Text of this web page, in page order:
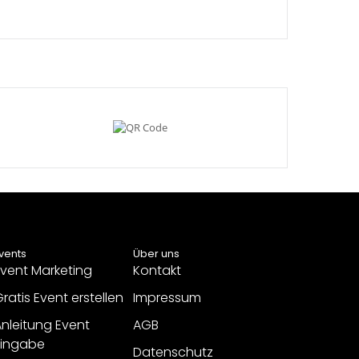
Marketing
Event erstellen
Event
Über uns
Kontakt
Impressum
AGB
Datenschutz